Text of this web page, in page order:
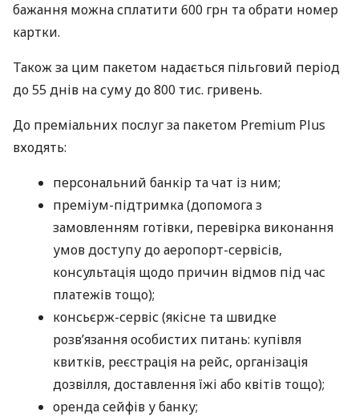
бажання можна сплатити 600 грн та обрати номер
картки.
Також за цим пакетом надається пільговий період
до 55 днів на суму до 800 тис. гривень.
До преміальних послуг за пакетом Premium Plus
входять:
персональний банкір та чат із ним;
преміум-підтримка (допомога з
замовленням готівки, перевірка виконання
умов доступу до аеропорт-сервісів,
консультація щодо причин відмов під час
платежів тощо);
консьєрж-сервіс (якісне та швидке
розв’язання особистих питань: купівля
квитків, реєстрація на рейс, організація
дозвілля, доставлення їжі або квітів тощо);
оренда сейфів у банку;